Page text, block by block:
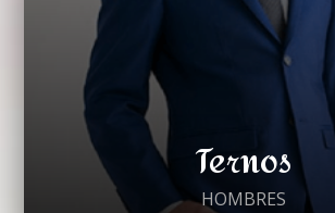
Ternos
HOMBRES